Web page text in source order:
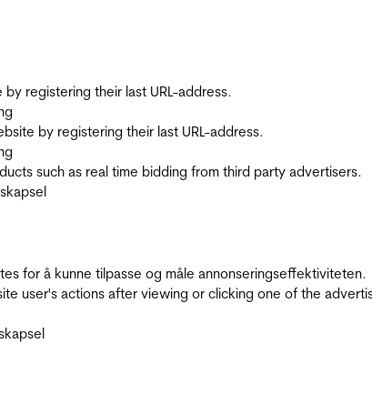
registering their last URL-address.
by registering their last URL-address.
such as real time bidding from third party advertisers.
for å kunne tilpasse og måle annonseringseffektiviteten.
user's actions after viewing or clicking one of the